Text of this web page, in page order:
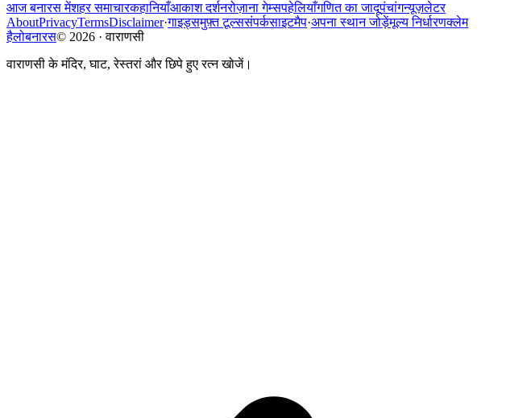
आज बनारस मेंशहर समाचारकहानियाँआकाश दर्शनरोज़ाना गेम्सपहेलियाँगणित का जादूपंचांगन्यूज़लेटर
AboutPrivacyTermsDisclaimer·गाइड्समुफ़्त टूल्ससंपर्कसाइटमैप·अपना स्थान जोड़ेंमूल्य निर्धारणक्लेम
हैलोबनारस© 2026 ·वाराणसी
वाराणसी के मंदिर, घाट, रेस्तरां और छिपे हुए रत्न खोजें।